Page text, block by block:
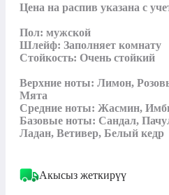
Цена на распив указана с
Пол: мужской
Шлейф: Заполняет комнату
Стойкость: Очень стойкий
Верхние ноты: Лимон,
Мята
Средние ноты: Жасмин,
Базовые ноты: Сандал,
Ладан, Ветивер, Белый кедр
Акысыз жеткирүү